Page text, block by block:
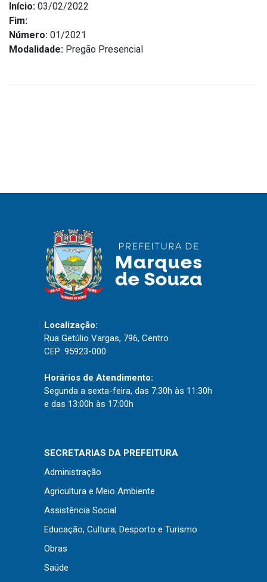
Secretarias
Administração
Agricultura e Meio Ambiente
Serviços
Nota Fiscal Eletrônica
Ouvidoria
Portal do Cidadão
Portal do Servidor
Publicações
Diário Oficial (Novo)
Diário Oficial (Até 30/04)
Seletivo Simplificado
Concursos
Instruções Normativas
Licitações
Dispensas e Inexigibilidades
Chamamentos Públicos
Leis, Decretos e Portarias
Início: 03/02/2022
Fim:
Número: 01/2021
Modalidade: Pregão Presencial
Localização:
Rua Getúlio Vargas, 796, Centro
CEP: 95923-000
Horários de Atendimento:
Segunda a sexta-feira, das 7:30h às 11:30h
e das 13:00h às 17:00h
SECRETARIAS DA PREFEITURA
Administração
Agricultura e Meio Ambiente
Assistência Social
Educação, Cultura, Desporto e Turismo
Obras
Saúde